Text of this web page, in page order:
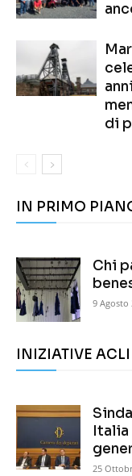
di
IN PRIMO
Chi
9 Agosto
INIZIATIVE ACLI
25